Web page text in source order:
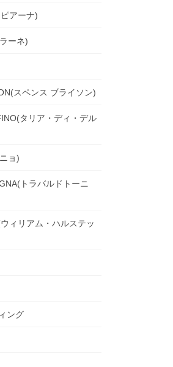
アーナ)
ーネ)
スペンス ブライソン)
タリア・ディ・デル
ョ)
トラバルドトーニ
ィリアム・ハルステッ
ング